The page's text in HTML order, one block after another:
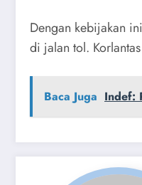
Dengan kebijakan
di jalan tol.
Baca Juga Indef: